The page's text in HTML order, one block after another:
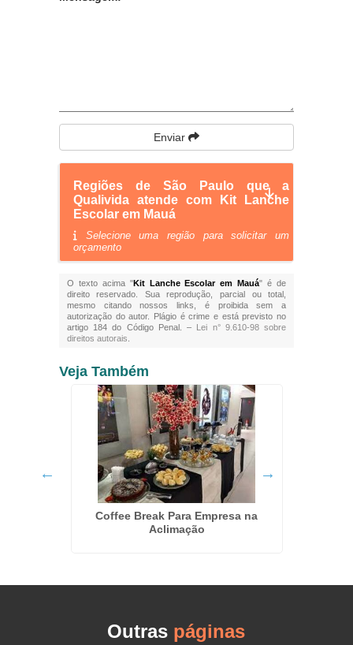
Enviar
Regiões de São Paulo que a
Qualivida atende com Kit Lanche
Escolar em Mauá
Selecione uma região para solicitar um
orçamento
O texto acima "Kit Lanche Escolar em Mauá" é de
direito reservado. Sua reprodução, parcial ou total,
mesmo citando nossos links, é proibida sem a
autorização do autor. Plágio é crime e está previsto no
artigo 184 do Código Penal. – Lei n° 9.610-98 sobre
direitos autorais
Veja Também
Coffee Break Para Empresa na
Aclimação
Outras páginas